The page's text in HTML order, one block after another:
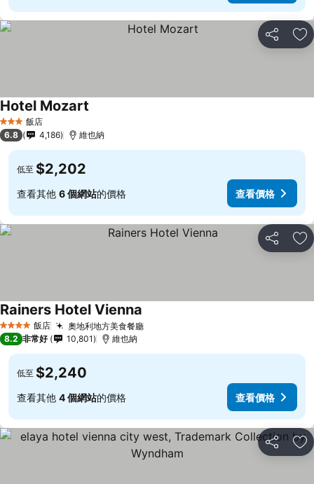
分享 加
3 星級 飯店
Hotel Mozart
6.8 4,186 維也納
低至 $2,202
查看其他 6 個網站的價格 查看價格
分享 加
4 星級 飯店 奧地利地方美食餐廳
Rainers Hotel Vienna
8.2 非常好 10,801 維也納
低至 $2,240
查看其他 4 個網站的價格 查看價格
分享 加